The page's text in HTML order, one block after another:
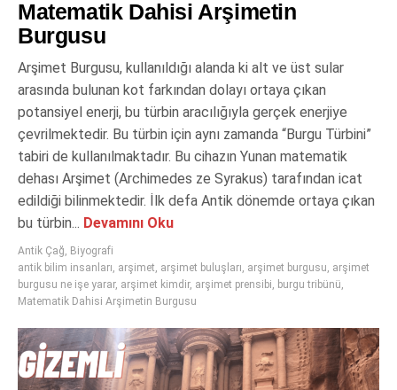
Matematik Dahisi Arşimetin
Burgusu
Arşimet Burgusu, kullanıldığı alanda ki alt ve üst sular
arasında bulunan kot farkından dolayı ortaya çıkan
potansiyel enerji, bu türbin aracılığıyla gerçek enerjiye
çevrilmektedir. Bu türbin için aynı zamanda “Burgu Türbini”
tabiri de kullanılmaktadır. Bu cihazın Yunan matematik
dehası Arşimet (Archimedes ze Syrakus) tarafından icat
edildiği bilinmektedir. İlk defa Antik dönemde ortaya çıkan
bu türbin... Devamını Oku
Antik Çağ, Biyografi
antik bilim insanları, arşimet, arşimet buluşları, arşimet burgusu, arşimet
burgusu ne işe yarar, arşimet kimdir, arşimet prensibi, burgu tribünü,
Matematik Dahisi Arşimetin Burgusu